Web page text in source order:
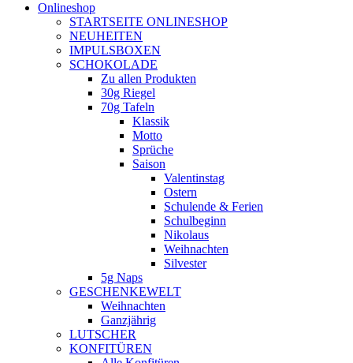
Onlineshop
STARTSEITE ONLINESHOP
NEUHEITEN
IMPULSBOXEN
SCHOKOLADE
Zu allen Produkten
30g Riegel
70g Tafeln
Klassik
Motto
Sprüche
Saison
Valentinstag
Ostern
Schulende & Ferien
Schulbeginn
Nikolaus
Weihnachten
Silvester
5g Naps
GESCHENKEWELT
Weihnachten
Ganzjährig
LUTSCHER
KONFITÜREN